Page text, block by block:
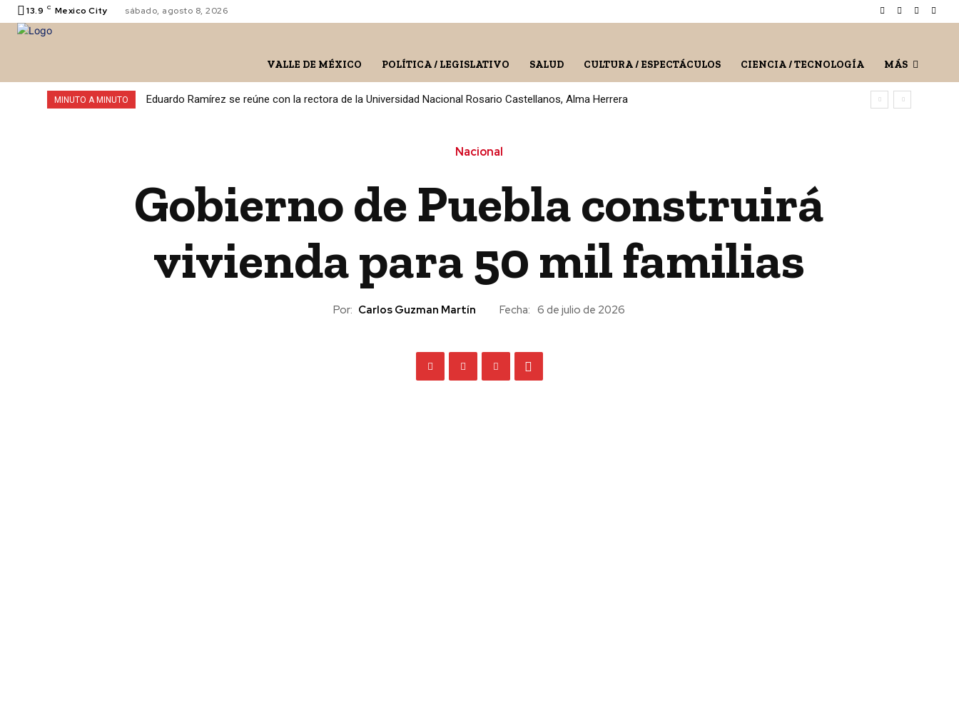
13.9 C Mexico City sábado, agosto 8, 2026
VALLE DE MÉXICO POLÍTICA / LEGISLATIVO SALUD CULTURA / ESPECTÁCULOS CIENCIA / TECNOLOGÍA MÁS
MINUTO A MINUTO Eduardo Ramírez se reúne con la rectora de la Universidad Nacional Rosario Castellanos, Alma Herrera
Nacional
Gobierno de Puebla construirá
vivienda para 50 mil familias
Por: Carlos Guzman Martín Fecha: 6 de julio de 2026